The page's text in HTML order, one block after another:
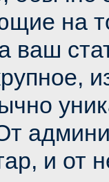
на
ваш
и от